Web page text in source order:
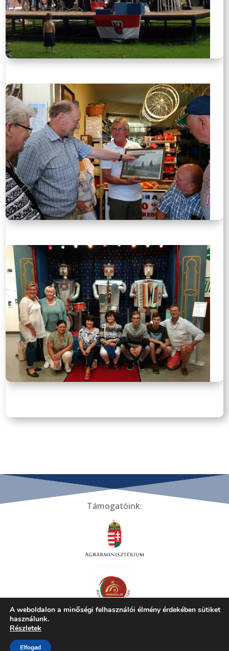
Támogatóink:
Tiszakécskei Települési Helyi Értékek Gyűjteménye ©
2024 | Minden jog fenntartva! |
A weboldalon a minőségi felhasználói élmény érdekében sütiket
használunk.
Részletek
Elfogad